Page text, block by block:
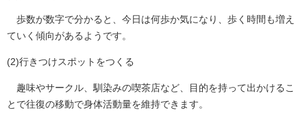
歩数が数字で分かると、今日は何歩か気になり、歩く時間も増え
ていく傾向があるようです。
(2)行きつけスポットをつくる
趣味やサークル、馴染みの喫茶店など、目的を持って出かけるこ
とで往復の移動で身体活動量を維持できます。